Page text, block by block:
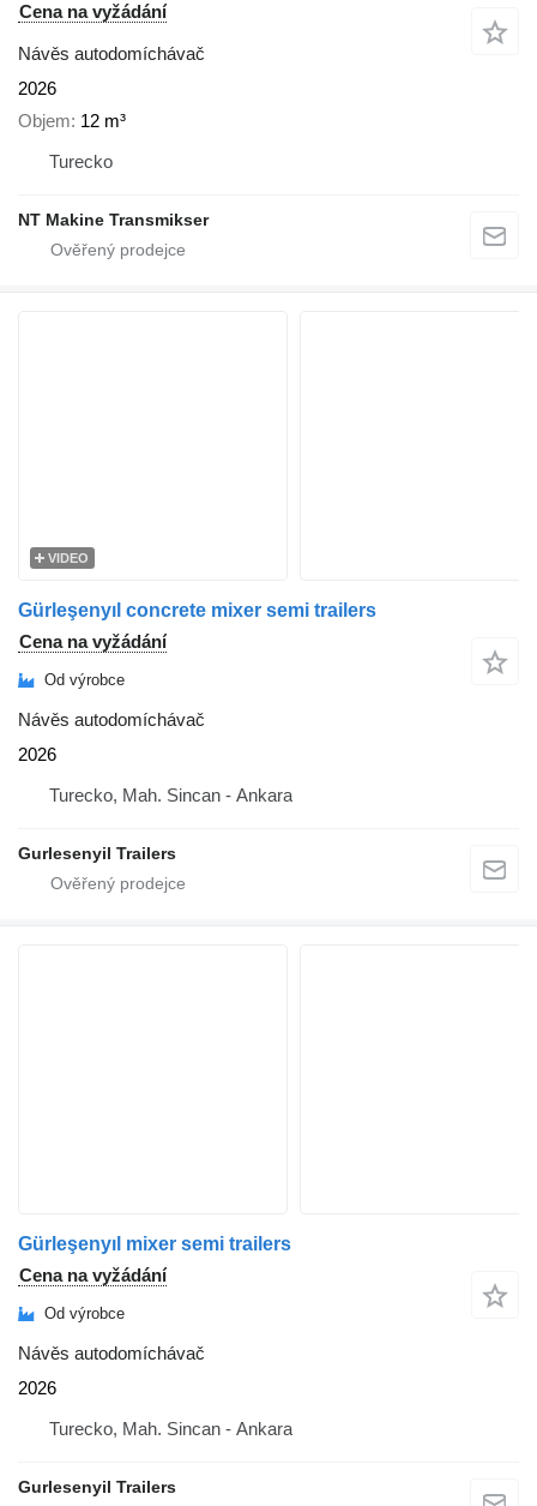
Cena na vyžádání
Návěs autodomíchávač
2026
Objem 12 m³
Turecko
NT Makine Transmikser
VIDEO
Gürleşenyıl concrete mixer semi trailers
Cena na vyžádání
Od výrobce
Návěs autodomíchávač
2026
Turecko, Mah. Sincan - Ankara
Gurlesenyil Trailers
Gürleşenyıl mixer semi trailers
Cena na vyžádání
Od výrobce
Návěs autodomíchávač
2026
Turecko, Mah. Sincan - Ankara
Gurlesenyil Trailers